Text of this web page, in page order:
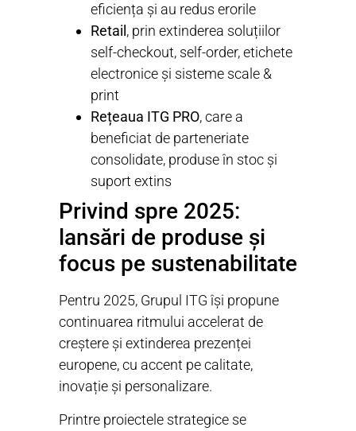
eficiența și au redus erorile
Retail , prin extinderea soluțiilor
self-checkout, self-order, etichete
electronice și sisteme scale &
print
Rețeaua ITG PRO, care a
beneficiat de parteneriate
consolidate, produse în stoc și
suport extins
Privind spre 2025:
lansări de produse și
focus pe sustenabilitate
Pentru 2025, Grupul ITG își propune
continuarea ritmului accelerat de
creștere și extinderea prezenței
europene, cu accent pe calitate,
inovație și personalizare.
Printre proiectele strategice se